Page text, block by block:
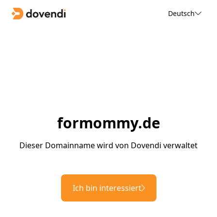
Deutsch
formommy.de
Dieser Domainname wird von Dovendi verwaltet
Ich bin interessiert